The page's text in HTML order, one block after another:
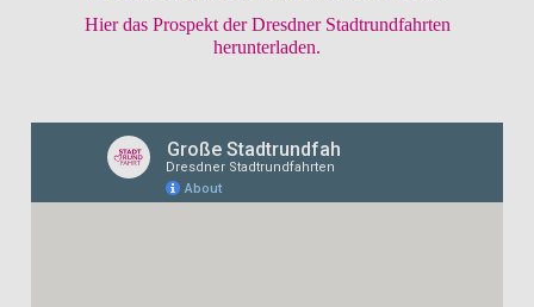
Hier das Prospekt der Dresdner Stadtrundfahrten
herunterladen.